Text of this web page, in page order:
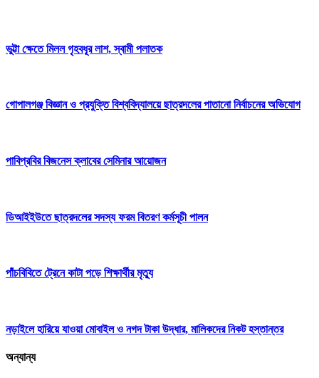
ভুট্টা ক্ষেতে মিলল গৃহবধূর লাশ, স্বামী পলাতক
গোপালগঞ্জ বিজ্ঞান ও প্রযুক্তি বিশ্ববিদ্যালয়ে ছাত্রদলের পাতানো নির্বাচনের অভিযোগ
পাবিপ্রবির বিজনেস ক্লাবের সেমিনার আয়োজন
ডিআইইউতে ছাত্রদলের সদস্য ফরম বিতরণ কর্মসূচী পালন
পাঁচবিবিতে ট্রেনে কাটা পড়ে শিক্ষার্থীর মৃত্যু
নড়াইলে হারিয়ে যাওয়া মোবাইল ও নগদ টাকা উদ্ধার, মালিকদের নিকট হস্তান্তর
অন্যান্য